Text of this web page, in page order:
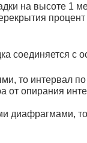
на высоте 1
соединяется с
то интервал
от опирания
диафрагмами,